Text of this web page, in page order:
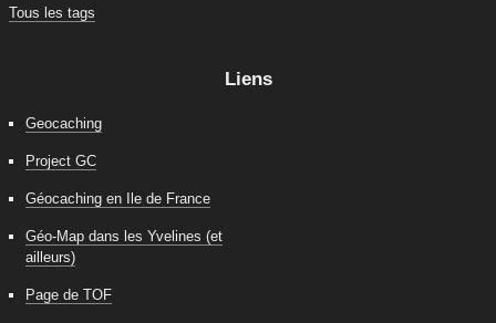
Tous les tags
Liens
Geocaching
Project GC
Géocaching en Ile de France
Géo-Map dans les Yvelines (et
ailleurs)
Page de TOF